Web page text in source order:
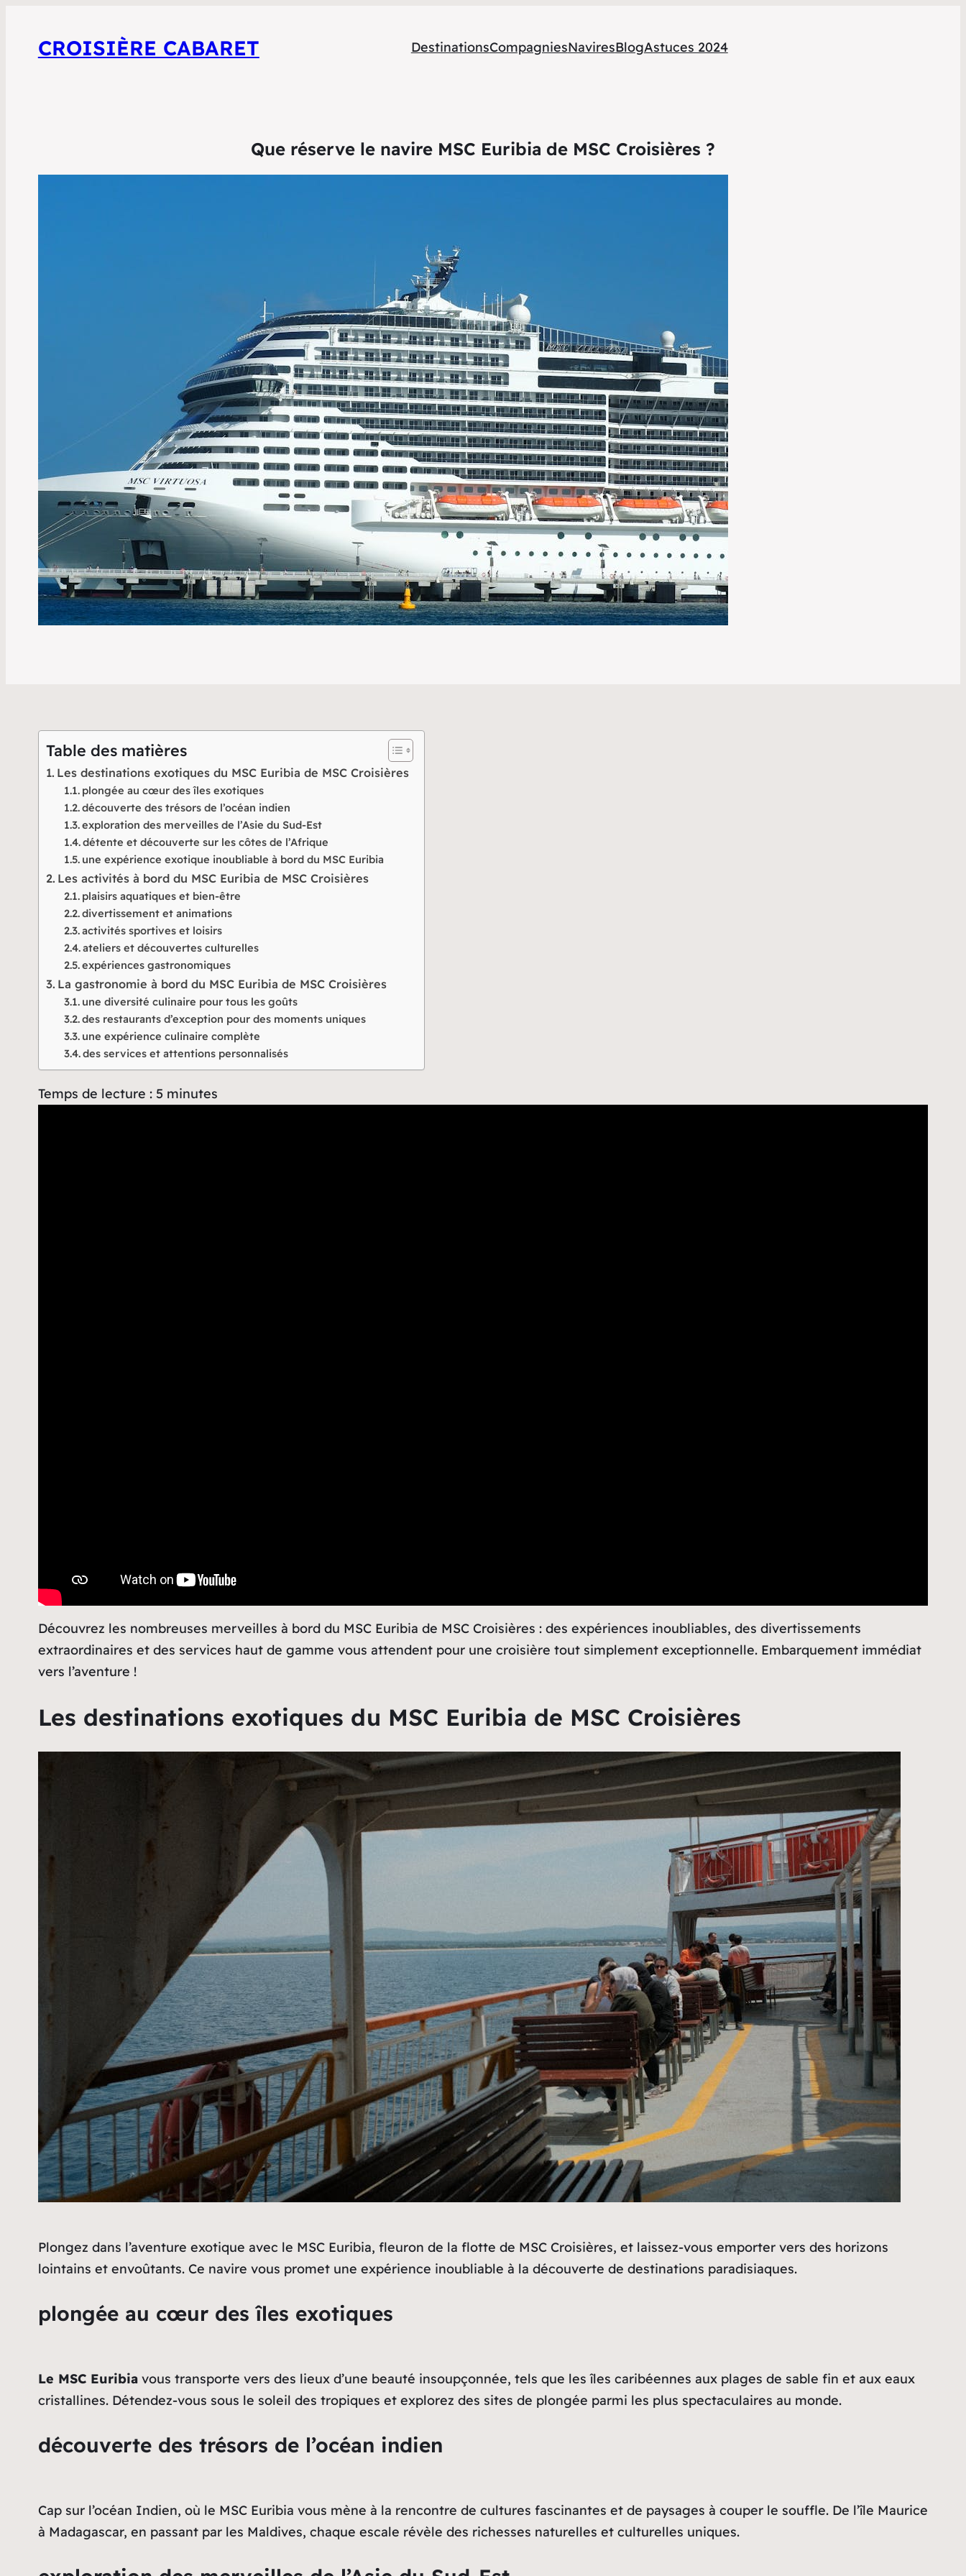
CROISIÈRE CABARET DestinationsCompagniesNaviresBlogAstuces 2024
Que réserve le navire MSC Euribia de MSC Croisières ?
Table des matières
Les destinations exotiques du MSC Euribia de MSC Croisières
plongée au cœur des îles exotiques
découverte des trésors de l’océan indien
exploration des merveilles de l’Asie du Sud-Est
détente et découverte sur les côtes de l’Afrique
une expérience exotique inoubliable à bord du MSC Euribia
Les activités à bord du MSC Euribia de MSC Croisières
plaisirs aquatiques et bien-être
divertissement et animations
activités sportives et loisirs
ateliers et découvertes culturelles
expériences gastronomiques
La gastronomie à bord du MSC Euribia de MSC Croisières
une diversité culinaire pour tous les goûts
des restaurants d’exception pour des moments uniques
une expérience culinaire complète
des services et attentions personnalisés
Temps de lecture : 5 minutes
Découvrez les nombreuses merveilles à bord du MSC Euribia de MSC Croisières : des expériences inoubliables, des divertissements
extraordinaires et des services haut de gamme vous attendent pour une croisière tout simplement exceptionnelle. Embarquement immédiat
vers l’aventure !
Les destinations exotiques du MSC Euribia de MSC Croisières
Plongez dans l’aventure exotique avec le MSC Euribia, fleuron de la flotte de MSC Croisières, et laissez-vous emporter vers des horizons
lointains et envoûtants. Ce navire vous promet une expérience inoubliable à la découverte de destinations paradisiaques.
plongée au cœur des îles exotiques
Le MSC Euribiavous transporte vers des lieux d’une beauté insoupçonnée, tels que les îles caribéennes aux plages de sable fin et aux eaux
cristallines. Détendez-vous sous le soleil des tropiques et explorez des sites de plongée parmi les plus spectaculaires au monde.
découverte des trésors de l’océan indien
Cap sur l’océan Indien, où le MSC Euribia vous mène à la rencontre de cultures fascinantes et de paysages à couper le souffle. De l’île Maurice
à Madagascar, en passant par les Maldives, chaque escale révèle des richesses naturelles et culturelles uniques.